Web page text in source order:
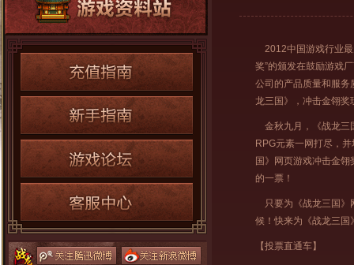
2012中国游戏行业最
奖”的颁发在鼓励游戏
公司的产品质量和服
龙三国》，冲击金翎
金秋九月，《战龙三
RPG元素一网打尽，
国》网页游戏冲击金
的一票！
只要为《战龙三国》
候！快来为《战龙三国
【投票直通车】